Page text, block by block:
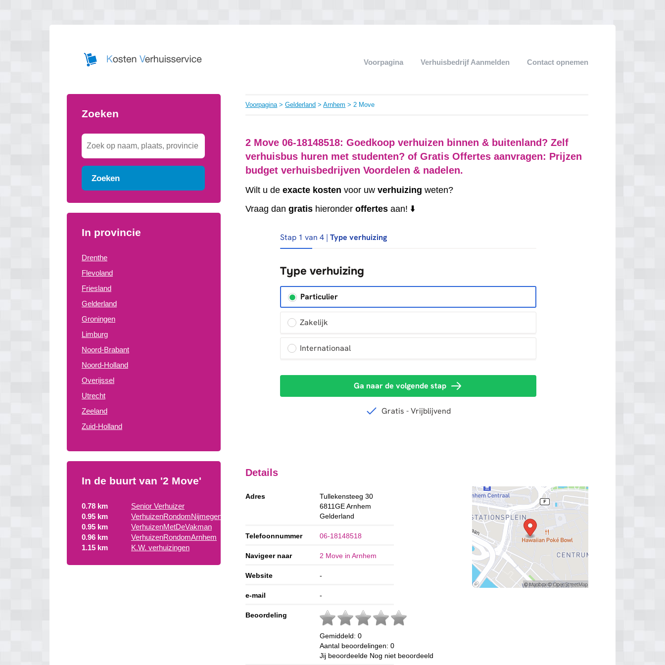
Voorpagina Verhuisbedrijf Aanmelden Contact opnemen
Zoeken
Zoeken
In provincie
Drenthe
Flevoland
Friesland
Gelderland
Groningen
Limburg
Noord-Brabant
Noord-Holland
Overijssel
Utrecht
Zeeland
Zuid-Holland
In de buurt van '2 Move'
0.78 km
Senior Verhuizer
0.95 km
VerhuizenRondomNijmegen
0.95 km
VerhuizenMetDeVakman
0.96 km
VerhuizenRondomArnhem
1.15 km
K.W. verhuizingen
Voorpagina>Gelderland >Arnhem > 2 Move
2 Move 06-18148518: Goedkoop verhuizen binnen & buitenland? Zelf
verhuisbus huren met studenten? of Gratis Offertes aanvragen: Prijzen
budget verhuisbedrijven Voordelen & nadelen.
Wilt u deexacte kosten voor uwverhuizing weten?
Vraag dangratis hieronderoffertes aan! ⬇️
Details
Adres
Tullekensteeg 30
6811GE Arnhem
Gelderland
Telefoonnummer 06-18148518
Navigeer naar 2 Move in Arnhem
Website -
e-mail -
Beoordeling
Gemiddeld:0
Aantal beoordelingen:0
Jij beoordeelde Nog niet beoordeeld